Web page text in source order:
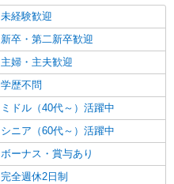
未経験歓迎
新卒・第二新卒歓迎
主婦・主夫歓迎
学歴不問
ミドル（40代～）活躍中
シニア（60代～）活躍中
ボーナス・賞与あり
完全週休2日制